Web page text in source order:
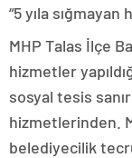
“5 yıla sığmayan
MHP Talas İlçe
hizmetler
sosyal tesis
hizmetlerinden.
belediyecilik